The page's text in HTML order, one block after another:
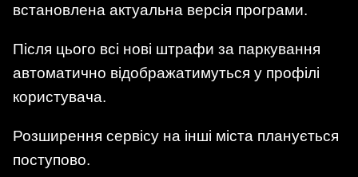
встановлена актуальна версія програми.
Після цього всі нові штрафи за паркування
автоматично відображатимуться у профілі
користувача.
Розширення сервісу на інші міста планується
поступово.